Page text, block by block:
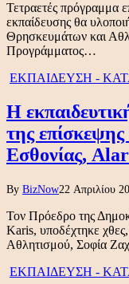
Τετραετές πρόγραμμα
εκπαίδευσης θα
Θρησκευμάτων και
Προγράμματος…
ΕΚΠΑΙΔΕΥΣΗ -
Η
της
Εσθονίας,
By BizNow22 Απριλίου
Τον Πρόεδρο της
Karis, υποδέχτηκε
Αθλητισμού, Σοφία
ΕΚΠΑΙΔΕΥΣΗ -